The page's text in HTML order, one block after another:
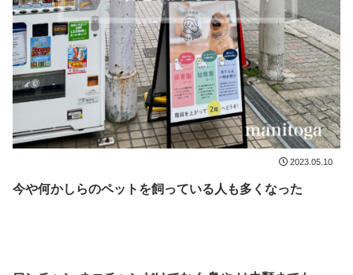
2023.05.10
今や何かしらのペットを飼っている人も多くなった